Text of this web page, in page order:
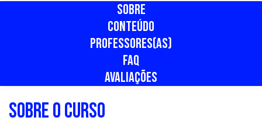
SOBRE
CONTEÚDO
PROFESSORES(AS)
FAQ
AVALIAÇÕES
SOBRE O CURSO